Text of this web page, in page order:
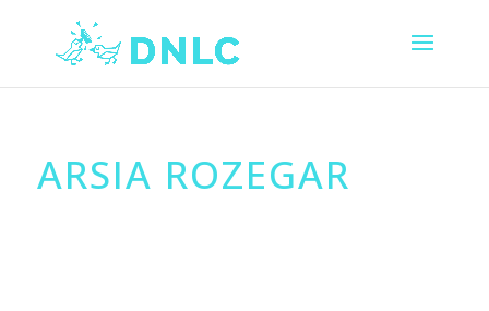
ARSIA ROZEGAR